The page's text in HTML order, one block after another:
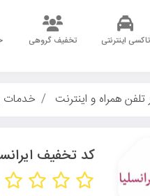
تاکسی اینترنتی تخفیف گروهی
تلفن همراه و اینترنت خدمات
کد تخفیف